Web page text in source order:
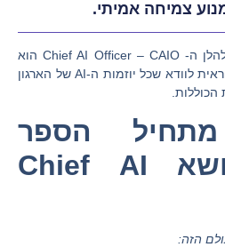
מנהל בינה מלאכותית ראשי להלן ה- Chief AI Officer – CAIO הוא
דמות אסטרטגית חיונית, האחראית לוודא שכל יוזמות ה-AI של הארגון
הספר
שקניתי בנושא Chief AI
הזה: